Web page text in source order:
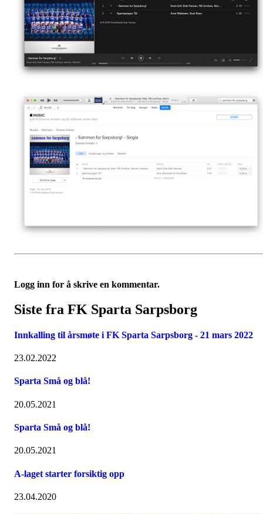
Logg inn for å skrive en kommentar.
Siste fra FK Sparta Sarpsborg
Innkalling til årsmøte i FK Sparta Sarpsborg - 21 mars 2022
23.02.2022
Sparta Små og blå!
20.05.2021
Sparta Små og blå!
20.05.2021
A-laget starter forsiktig opp
23.04.2020